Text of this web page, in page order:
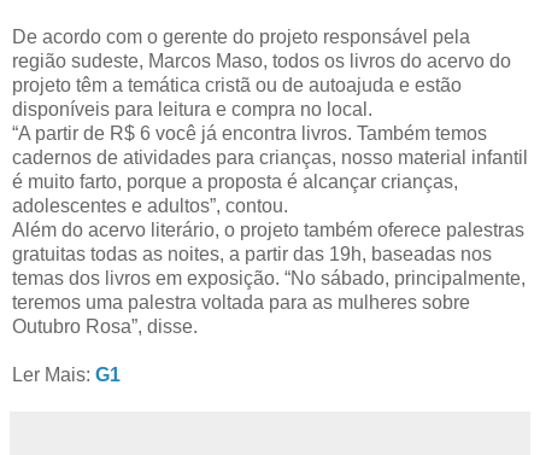
De acordo com o gerente do projeto responsável pela
região sudeste, Marcos Maso, todos os livros do acervo do
projeto têm a temática cristã ou de autoajuda e estão
disponíveis para leitura e compra no local.
“A partir de R$ 6 você já encontra livros. Também temos
cadernos de atividades para crianças, nosso material infantil
é muito farto, porque a proposta é alcançar crianças,
adolescentes e adultos”, contou.
Além do acervo literário, o projeto também oferece palestras
gratuitas todas as noites, a partir das 19h, baseadas nos
temas dos livros em exposição. “No sábado, principalmente,
teremos uma palestra voltada para as mulheres sobre
Outubro Rosa”, disse.
Ler Mais: G1